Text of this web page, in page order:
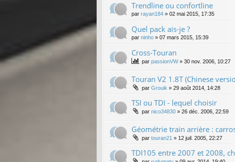
Trendline ou confortline
par rayan184 » 02 mai 2015, 17:35
Quel pack ais-je ?
par ninho » 07 mars 2015, 15:39
Cross-Touran
par passionVW» 30 nov. 2006, 10:27
Touran V2 1.8T (Chinese
par Grouik » 29 août 2014, 14:28
TSI ou TDI - lequel choisir
par nico34830 » 26 déc. 2006, 22:59
Géométrie train arrière :
par touran21 » 12 juil. 2005, 22:27
TDI105 entre 2007 et 2008,